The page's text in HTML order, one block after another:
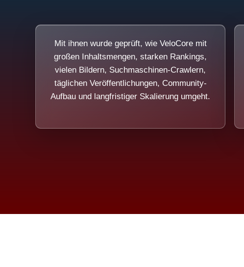
Mit ihnen wurde geprüft, wie VeloCore mit
großen Inhaltsmengen, starken Rankings,
vielen Bildern, Suchmaschinen-Crawlern,
täglichen Veröffentlichungen, Community-
Aufbau und langfristiger Skalierung umgeht.